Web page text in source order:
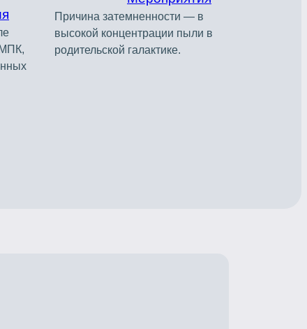
Причина затемненности — в
высокой концентрации пыли в
родительской галактике.